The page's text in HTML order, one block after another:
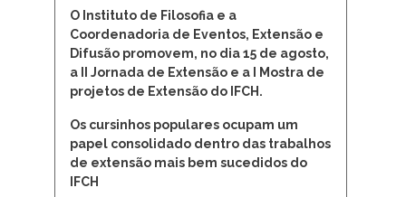
O Instituto de Filosofia e a
Coordenadoria de Eventos, Extensão e
Difusão promovem, no dia 15 de agosto,
a II Jornada de Extensão e a I Mostra de
projetos de Extensão do IFCH.
Os cursinhos populares ocupam um
papel consolidado dentro das trabalhos
de extensão mais bem sucedidos do
IFCH